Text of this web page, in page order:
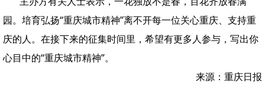
园。培育弘扬“重庆城市精神”离不开每一位关心重庆、支持重
庆的人。在接下来的征集时间里，希望有更多人参与，写出你
心目中的“重庆城市精神”。
来源：重庆日报